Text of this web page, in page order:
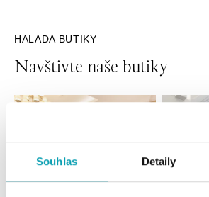
Souhlas Detaily
HALADA BUTIKY
Navštivte naše butiky